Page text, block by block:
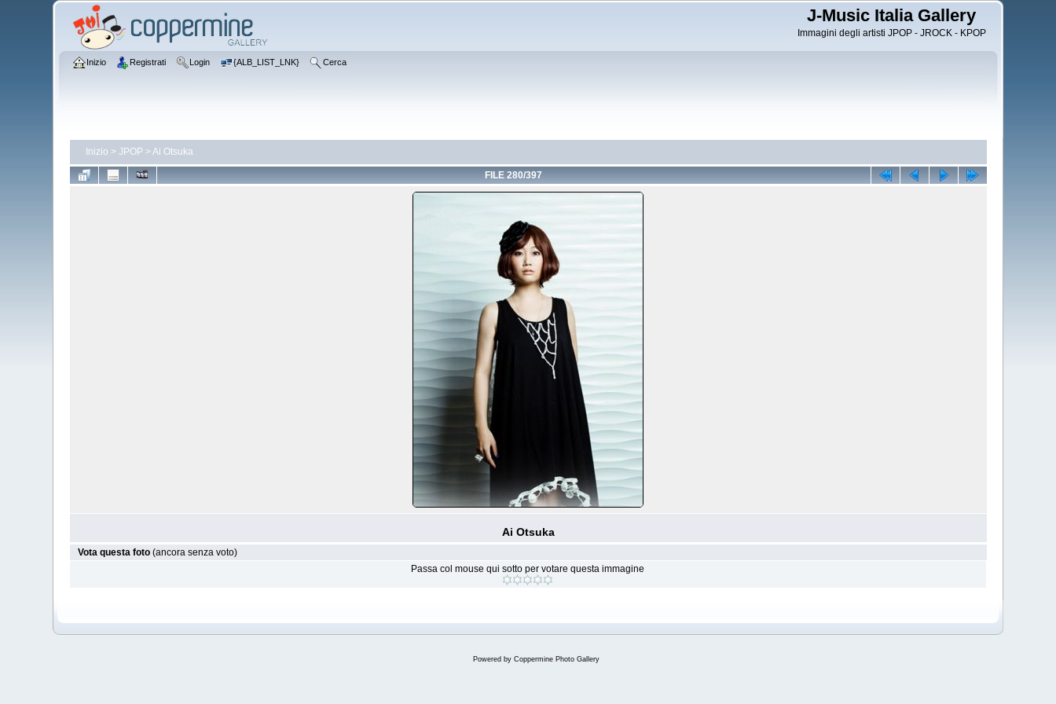
J-Music Italia Gallery
Immagini degli artisti JPOP - JROCK - KPOP
Inizio Registrati Login {ALB_LIST_LNK} Cerca
Inizio > JPOP >Ai Otsuka
FILE 280/397
Ai Otsuka
Vota questa foto (ancora senza voto)
Passa col mouse qui sotto per votare questa immagine
Powered by Coppermine Photo Gallery